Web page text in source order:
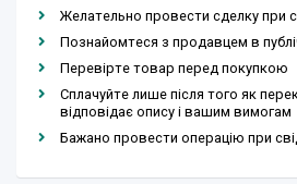
Желательно провести сделку при
Познайомтеся з продавцем в
Перевірте товар перед покупкою
Сплачуйте лише після того як
відповідає опису і вашим вимогам
Бажано провести операцію при